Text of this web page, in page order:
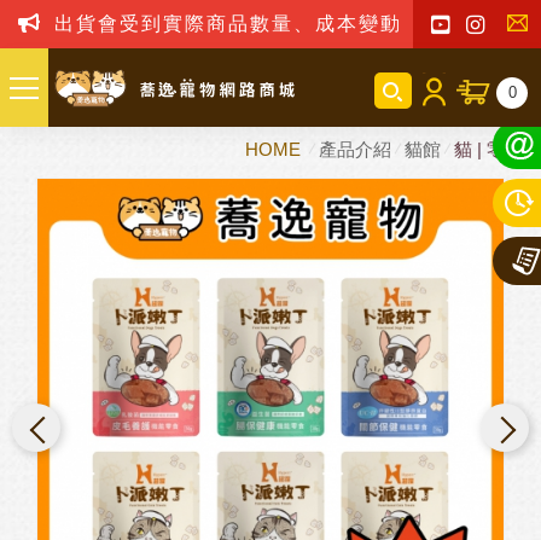
出貨會受到實際商品數量、成本變動之影響，我司保
聯
我
們
0
HOME 產品介紹 貓館 貓 | 零嘴